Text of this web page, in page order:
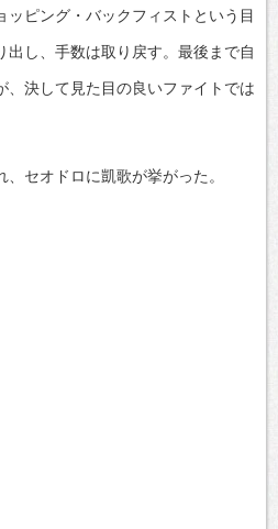
ッピング・バックフィストという目
出し、手数は取り戻す。最後まで自
、決して見た目の良いファイトでは
セオドロに凱歌が挙がった。